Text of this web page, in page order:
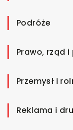
Podróże
Prawo, rząd
Przemysł i
Reklama i